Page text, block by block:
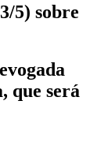
5) sobre
que será